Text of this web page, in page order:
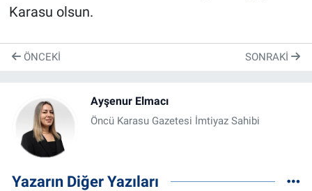
Karasu olsun.
ÖNCEKI SONRAKI
Ayşenur Elmacı
Öncü Karasu Gazetesi İmtiyaz Sahibi
Yazarın Diğer Yazıları